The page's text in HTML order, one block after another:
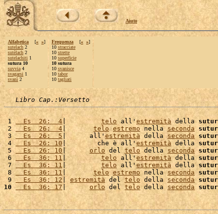
Aiuto
Alfabetica [« »]
sutelach 2
sutèlach 2
sutelachiti 1
sutura 10
suvvia 4
svagarsi 1
svanì 2
Frequenza [« »]
10 stracciate
10 strette
10 superficie
10 sutura
10 svanisce
10 tabor
10 tagliati
Libro Cap.:Versetto
1
  Es  26:  4
| telo all' estremità della
2
  Es  26:  4
| telo estremo nella seconda
3
  Es  26:  5
|      all'estremità della seconda
4
  Es  26: 10
|        che è all' estremità della
5
  Es  26: 10
| orlo del telo della seconda
6
  Es  36: 11
| telo all'estremità della
7
  Es  36: 11
| telo all' estremità della
8
  Es  36: 11
| telo estremo nella seconda
9
  Es  36: 12
| estremità del telo della seconda
10
  Es  36: 17
| orlo del telo della seconda